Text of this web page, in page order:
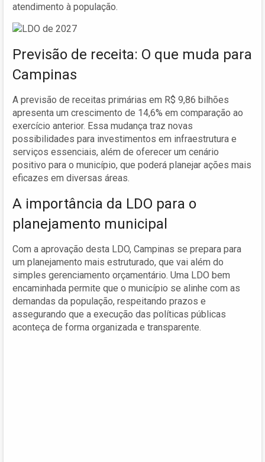
atendimento à população.
Previsão de receita: O que muda para
Campinas
A previsão de receitas primárias em R$ 9,86 bilhões
apresenta um crescimento de 14,6% em comparação ao
exercício anterior. Essa mudança traz novas
possibilidades para investimentos em infraestrutura e
serviços essenciais, além de oferecer um cenário
positivo para o município, que poderá planejar ações mais
eficazes em diversas áreas.
A importância da LDO para o
planejamento municipal
Com a aprovação desta LDO, Campinas se prepara para
um planejamento mais estruturado, que vai além do
simples gerenciamento orçamentário. Uma LDO bem
encaminhada permite que o município se alinhe com as
demandas da população, respeitando prazos e
assegurando que a execução das políticas públicas
aconteça de forma organizada e transparente.